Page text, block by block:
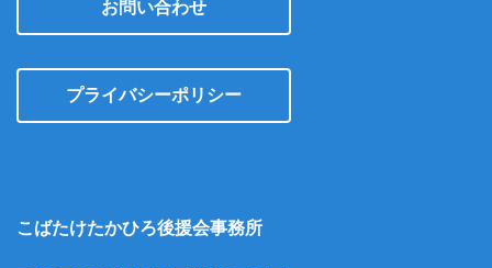
お問い合わせ
プライバシーポリシー
こばたけたかひろ後援会事務所